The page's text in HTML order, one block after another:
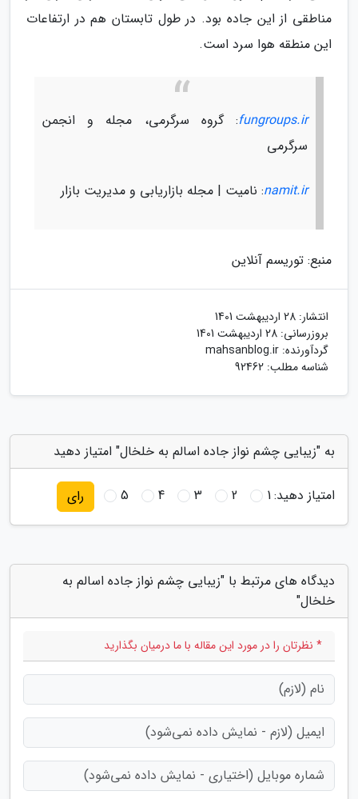
مناطقی از این جاده بود. در طول تابستان هم در ارتفاعات
این منطقه هوا سرد است.
fungroups.ir: گروه سرگرمی، مجله و انجمن
سرگرمی
namit.ir: نامیت | مجله بازاریابی و مدیریت بازار
منبع: توریسم آنلاین
انتشار: 28 اردیبهشت 1401
بروزرسانی: 28 اردیبهشت 1401
گردآورنده: mahsanblog.ir
شناسه مطلب: 92462
به "زیبایی چشم نواز جاده اسالم به خلخال" امتیاز دهید
امتیاز دهید:1
2
3
4
5 رای
دیدگاه های مرتبط با "زیبایی چشم نواز جاده اسالم به
خلخال"
* نظرتان را در مورد این مقاله با ما درمیان بگذارید